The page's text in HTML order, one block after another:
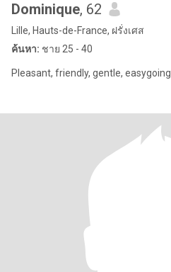
Dominique, 62
Lille, Hauts-de-France, ฝรั่งเศส
ค้นหา: ชาย 25 - 40
Pleasant, friendly, gentle, easygoing